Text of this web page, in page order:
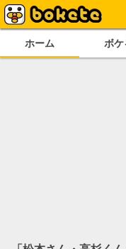
ホーム ボケ